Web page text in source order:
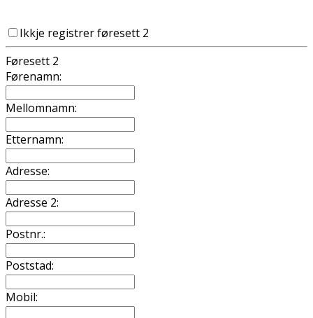
Ikkje registrer føresett 2
Føresett 2
Førenamn:
Mellomnamn:
Etternamn:
Adresse:
Adresse 2:
Postnr.:
Poststad:
Mobil: